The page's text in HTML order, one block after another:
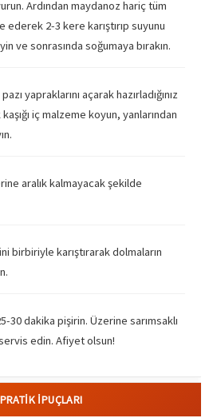
Ardından maydanoz hariç tüm
ederek 2-3 kere karıştırıp suyunu
ve sonrasında soğumaya bırakın.
yapraklarını açarak hazırladığınız
iç malzeme koyun, yanlarından
aralık kalmayacak şekilde
birbiriyle karıştırarak dolmaların
30 dakika pişirin. Üzerine sarımsaklı
edin. Afiyet olsun!
İPUÇLARI